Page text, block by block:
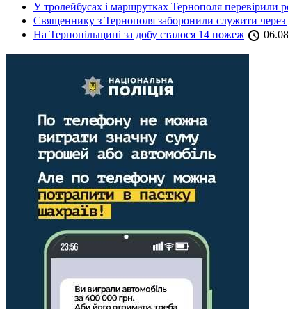
У тролейбусах і маршрутках Тернополя перевірили
Священнику з Тернополя заборонили служити через
На Тернопільщині за добу сталося 14 пожеж